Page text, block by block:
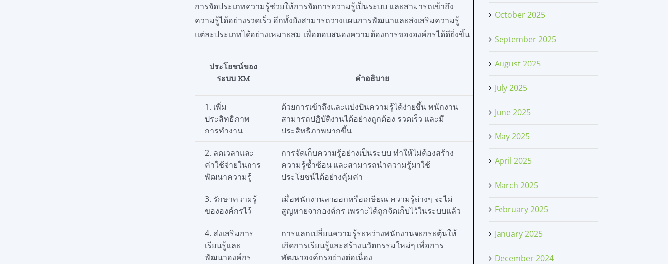
การจัดประเภทความรู้ช่วยให้การจัดการความรู้เป็นระบบ และสามารถเข้าถึง
ความรู้ได้อย่างรวดเร็ว อีกทั้งยังสามารถวางแผนการพัฒนาและส่งเสริมความรู้
แต่ละประเภทได้อย่างเหมาะสม เพื่อตอบสนองความต้องการขององค์กรได้ดียิ่งขึ้น
ประโยชน์ของ
ระบบ KM
คำอธิบาย
1. เพิ่ม
ประสิทธิภาพ
การทำงาน
ด้วยการเข้าถึงและแบ่งปันความรู้ได้ง่ายขึ้น พนักงาน
สามารถปฏิบัติงานได้อย่างถูกต้อง รวดเร็ว และมี
ประสิทธิภาพมากขึ้น
2. ลดเวลาและ
ค่าใช้จ่ายในการ
พัฒนาความรู้
การจัดเก็บความรู้อย่างเป็นระบบ ทำให้ไม่ต้องสร้าง
ความรู้ซ้ำซ้อน และสามารถนำความรู้มาใช้
ประโยชน์ได้อย่างคุ้มค่า
3. รักษาความรู้
ขององค์กรไว้
เมื่อพนักงานลาออกหรือเกษียณ ความรู้ต่างๆ จะไม่
สูญหายจากองค์กร เพราะได้ถูกจัดเก็บไว้ในระบบแล้ว
4. ส่งเสริมการ
เรียนรู้และ
พัฒนาองค์กร
การแลกเปลี่ยนความรู้ระหว่างพนักงานจะกระตุ้นให้
เกิดการเรียนรู้และสร้างนวัตกรรมใหม่ๆ เพื่อการ
พัฒนาองค์กรอย่างต่อเนื่อง
October 2025
September 2025
August 2025
July 2025
June 2025
May 2025
April 2025
March 2025
February 2025
January 2025
December 2024